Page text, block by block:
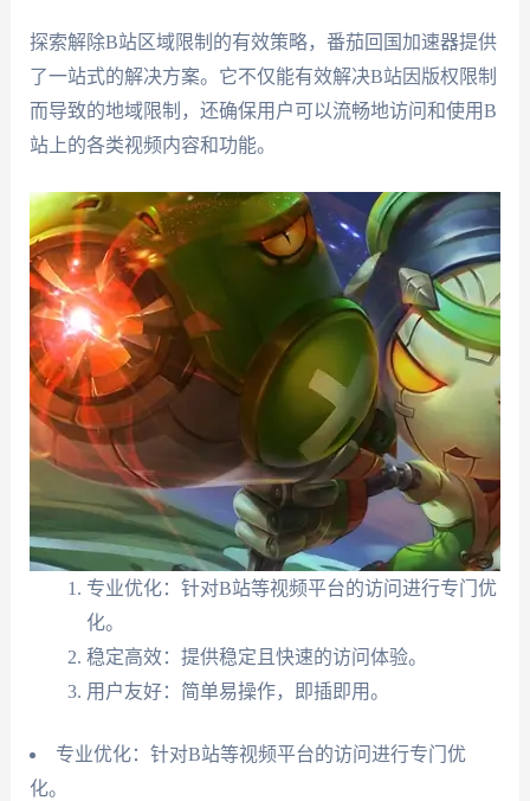
探索解除B站区域限制的有效策略，番茄回国加速器提供
了一站式的解决方案。它不仅能有效解决B站因版权限制
而导致的地域限制，还确保用户可以流畅地访问和使用B
站上的各类视频内容和功能。
专业优化：针对B站等视频平台的访问进行专门优
化。
稳定高效：提供稳定且快速的访问体验。
用户友好：简单易操作，即插即用。
专业优化：针对B站等视频平台的访问进行专门优
化。